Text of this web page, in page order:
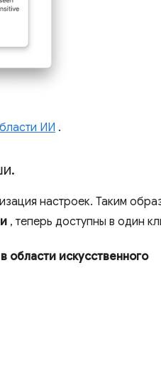
ИИ .
.
настроек. Таким
, теперь доступны в один
области искусственного